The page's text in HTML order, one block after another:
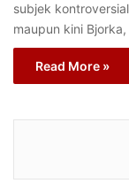
subjek
maupun kini
Read More »